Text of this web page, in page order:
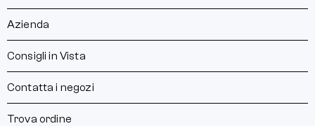
Azienda
Consigli in Vista
Contatta i negozi
Trova ordine